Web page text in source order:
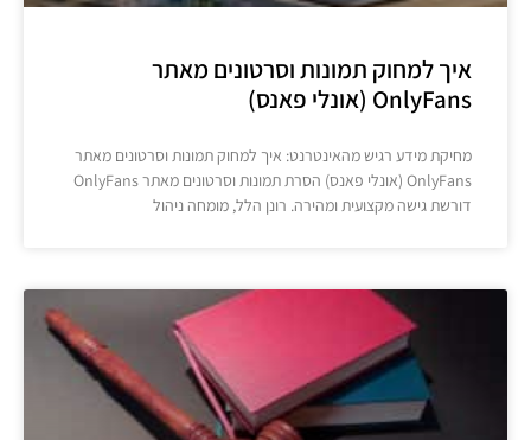
איך למחוק תמונות וסרטונים מאתר
OnlyFans (אונלי פאנס)
מחיקת מידע רגיש מהאינטרנט: איך למחוק תמונות וסרטונים מאתר
OnlyFans (אונלי פאנס) הסרת תמונות וסרטונים מאתר OnlyFans
דורשת גישה מקצועית ומהירה. רונן הלל, מומחה ניהול